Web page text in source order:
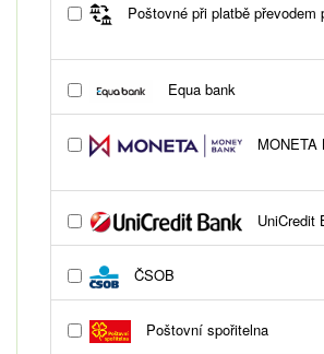
Poštovné při platbě převodem
Equa bank
MONETA
UniCredit
ČSOB
Poštovní spořitelna